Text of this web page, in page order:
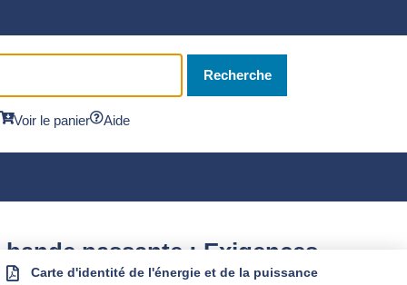
Recherche
Voir le panier Aide
passante : Exigences
Carte d'identité de l'énergie et de la puissance